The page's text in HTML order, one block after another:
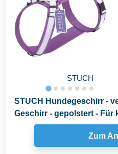
STUCH
STUCH Hundegeschirr -
Geschirr - gepolstert - Für
große...
Zum